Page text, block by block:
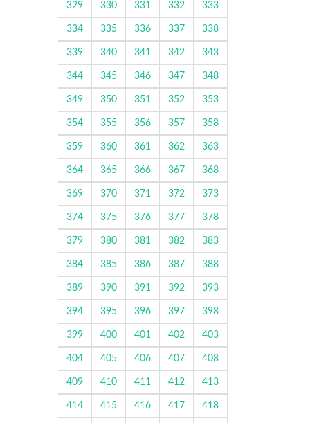
329 330 331 332 333
334 335 336 337 338
339 340 341 342 343
344 345 346 347 348
349 350 351 352 353
354 355 356 357 358
359 360 361 362 363
364 365 366 367 368
369 370 371 372 373
374 375 376 377 378
379 380 381 382 383
384 385 386 387 388
389 390 391 392 393
394 395 396 397 398
399 400 401 402 403
404 405 406 407 408
409 410 411 412 413
414 415 416 417 418